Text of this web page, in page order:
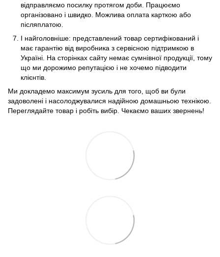
відправляємо посилку протягом доби. Працюємо
організовано і швидко. Можлива оплата карткою або
післяплатою.
І найголовніше: представлений товар сертифікований і
має гарантію від виробника з сервісною підтримкою в
Україні. На сторінках сайту немає сумнівної продукції, тому
що ми дорожимо репутацією і не хочемо підводити
клієнтів.
Ми докладемо максимум зусиль для того, щоб ви були
задоволені і насолоджувалися надійною домашньою технікою.
Переглядайте товар і робіть вибір. Чекаємо ваших звернень!